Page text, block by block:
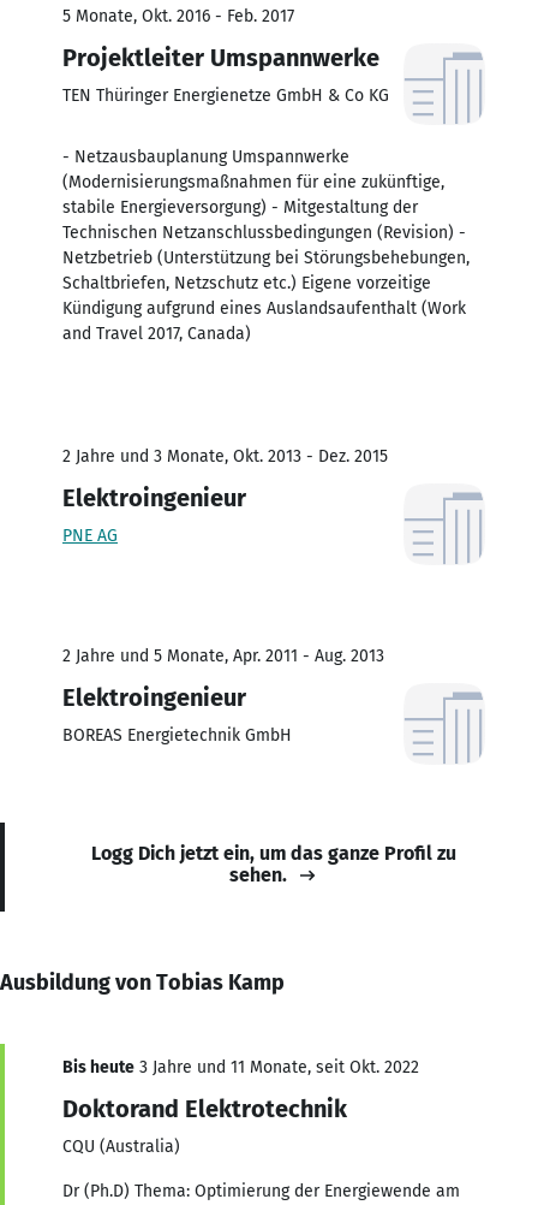
5 Monate, Okt. 2016 - Feb. 2017
Projektleiter Umspannwerke
TEN Thüringer Energienetze GmbH & Co KG
- Netzausbauplanung Umspannwerke
(Modernisierungsmaßnahmen für eine zukünftige,
stabile Energieversorgung) - Mitgestaltung der
Technischen Netzanschlussbedingungen (Revision) -
Netzbetrieb (Unterstützung bei Störungsbehebungen,
Schaltbriefen, Netzschutz etc.) Eigene vorzeitige
Kündigung aufgrund eines Auslandsaufenthalt (Work
and Travel 2017, Canada)
2 Jahre und 3 Monate, Okt. 2013 - Dez. 2015
Elektroingenieur
PNE AG
2 Jahre und 5 Monate, Apr. 2011 - Aug. 2013
Elektroingenieur
BOREAS Energietechnik GmbH
Logg Dich jetzt ein, um das ganze Profil zu
sehen.
Ausbildung von Tobias Kamp
Bis heute 3 Jahre und 11 Monate, seit Okt. 2022
Doktorand Elektrotechnik
CQU (Australia)
Dr (Ph.D) Thema: Optimierung der Energiewende am